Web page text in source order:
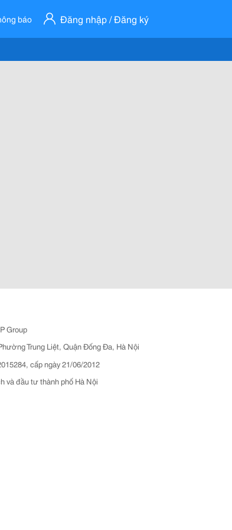
báo Đăng nhập / Đăng ký
Group
Trung Liệt, Quận Đống Đa, Hà Nội
cấp ngày 21/06/2012
và đầu tư thành phố Hà Nội